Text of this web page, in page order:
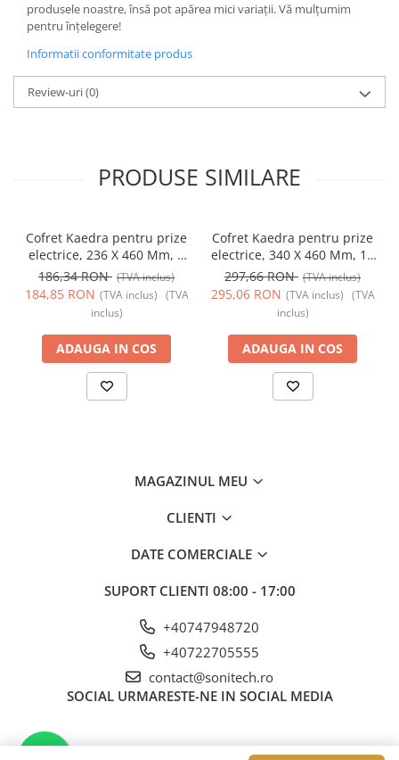
produsele noastre, însă pot apărea mici variații. Vă mulțumim
pentru înțelegere!
Informatii conformitate produs
Review-uri(0)
PRODUSE SIMILARE
Cofret Kaedra pentru prize
electrice, 236 X 460 Mm, 8
Module, 4 deschideri, SCH-
13179, Schneider Electric -
Schneider
186,34 RON (TVA inclus)
184,85 RON (TVA inclus) (TVA
inclus)
ADAUGA IN COS
Cofret Kaedra pentru prize
electrice, 340 X 460 Mm, 13
Module, 6 deschideri, SCH-
13181, Schneider Electric -
Schneider
297,66 RON (TVA inclus)
295,06 RON (TVA inclus) (TVA
inclus)
ADAUGA IN COS
MAGAZINUL MEU
CLIENTI
DATE COMERCIALE
SUPORT CLIENTI 08:00 - 17:00
+40747948720
+40722705555
contact@sonitech.ro
SOCIAL URMARESTE-NE IN SOCIAL MEDIA